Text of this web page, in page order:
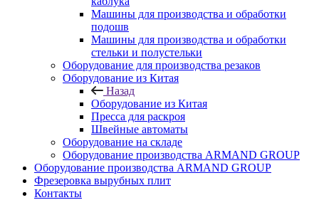
Машины для производства и обработки
подошв
Машины для производства и обработки
стельки и полустельки
Оборудование для производства резаков
Оборудование из Китая
Назад
Оборудование из Китая
Пресса для раскроя
Швейные автоматы
Оборудование на складе
Оборудование производства ARMAND GROUP
Оборудование производства ARMAND GROUP
Фрезеровка вырубных плит
Контакты